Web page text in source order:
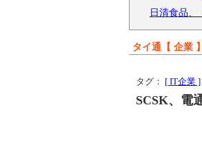
日清食品、
タイ通【 企業 】
タグ： [ IT企業 ]
SCSK、電